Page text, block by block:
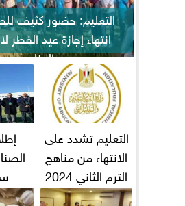
التعليم: حضور كثيف
انتهاء إجازة عيد الفطر
المناهج
التعليم تشدد على
الانتهاء من مناهج
الترم الثاني 2024
قبل الامتحانات